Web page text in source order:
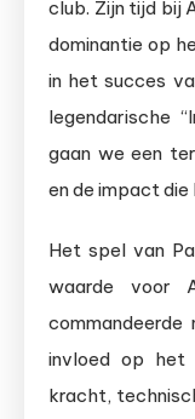
club. Zijn tijd bij
dominantie op
in het succes
legendarische
gaan we een
en de impact die
Het spel van
waarde voor
invloed op het
kracht,